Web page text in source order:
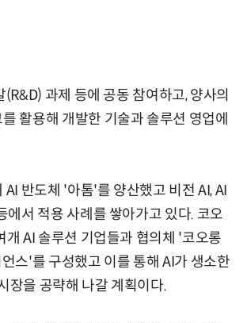
(R&D) 과제 등에 공동 참여하고, 양사의
활용해 개발한 기술과 솔루션 영업에
AI 반도체 '아톰'를 양산했고 비전 AI, AI
에서 적용 사례를 쌓아가고 있다. 코오
개 AI 솔루션 기업들과 협의체 '코오롱
스'를 구성했고 이를 통해 AI가 생소한
장을 공략해 나갈 계획이다.